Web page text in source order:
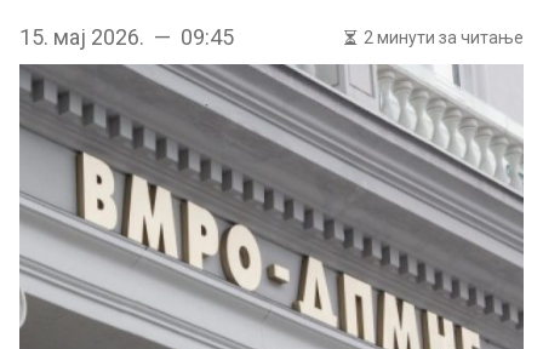
15. мај 2026. — 09:45 2 минути за читање